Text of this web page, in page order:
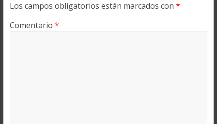
Los campos obligatorios están marcados con *
Comentario *